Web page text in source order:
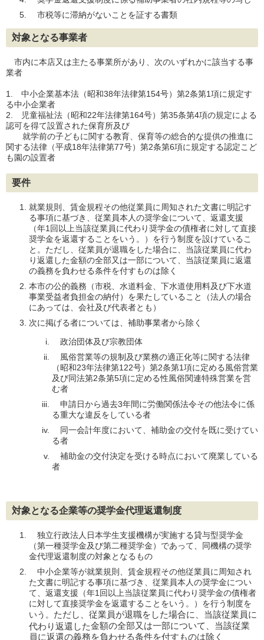
市税等に滞納がないことを証する書類
対象となる事業者
市内に本店又は主たる事業所があり、次のいずれかに該当する事
業者
1. 中小企業基本法（昭和38年法律第154号）第2条第1項に規定す
る中小企業者
2. 児童福祉法（昭和22年法律第164号）第35条第4項の規定による
認可を得て設置された保育所及び
就学前の子どもに関する教育、保育等の総合的な提供の推進に
関する法律（平成18年法律第77号）第2条第6項に規定する認定こど
も園の設置者
要件
就業規則、賃金規程その他従業員に周知された文書に明記す
る事項に基づき、従業員本人の奨学金について、返還支援
（年1回以上当該従業員に代わり奨学金の債権者に対して直接
奨学金を返還することをいう。）を行う制度を設けているこ
と。ただし、従業員が退職をした場合に、当該従業員に代わ
り返還した金額の全部又は一部について、当該従業員に返還
の義務を負わせる条件を付すものは除く
本市の公的義務（市税、水道料金、下水道使用料及び下水道
事業受益者負担金の納付）を果たしていること（法人の場合
にあっては、会社及び代表者とも）
次に掲げる者については、補助事業者から除く
政治団体及び宗教団体
風俗営業等の規制及び業務の適正化等に関する法律
（昭和23年法律第122号）第2条第1項に定める風俗営業
及び同法第2条第5項に定める性風俗関連特殊営業を営
む者
申請日から過去3年間に労働関係法令その他法令に係
る重大な違反をしている者
同一会計年度において、補助金の交付を既に受けてい
る者
補助金の交付決定を受ける時点において廃業している
者
対象となる企業等の奨学金代理返還制度
独立行政法人日本学生支援機構が実施する貸与型奨学金
（第一種奨学金及び第二種奨学金）であって、同機構の奨学
金代理返還制度の対象となるもの
中小企業等が就業規則、賃金規程その他従業員に周知され
た文書に明記する事項に基づき、従業員本人の奨学金につい
て、返還支援（年1回以上当該従業員に代わり奨学金の債権者
に対して直接奨学金を返還することをいう。）を行う制度を
いう。 ただし、従業員が退職をした場合に、当該従業員に
代わり返還した金額の全部又は一部について、当該従業
員に返還の義務を負わせる条件を付すものは除く